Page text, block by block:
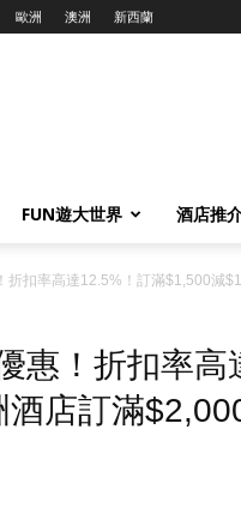
歐洲 澳洲 新西蘭
FUN遊大世界 酒店推
折扣率高達12.5%！訂滿$1,500減
惠！折扣率高
店訂滿